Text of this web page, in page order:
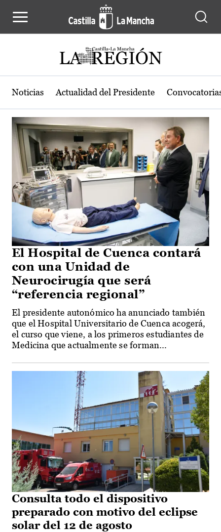
Actualidad de la región de Castilla-
Noticias Actualidad del Presidente
El Hospital de Cuenca contará
con una Unidad de
Neurocirugía que será
“referencia regional”
El presidente autonómico ha anunciado también
que el Hospital Universitario de Cuenca acogerá,
el curso que viene, a los primeros estudiantes de
Medicina que actualmente se forman...
Consulta todo el dispositivo
preparado con motivo del eclipse
solar del 12 de agosto